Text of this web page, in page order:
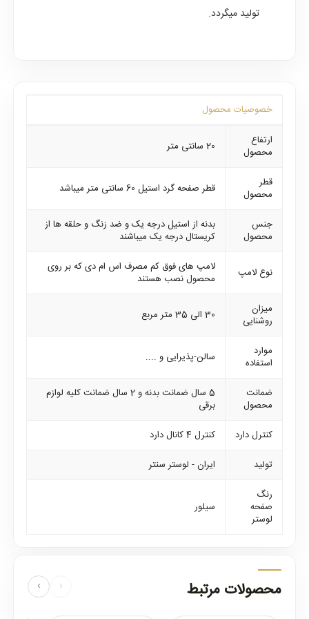
تولید میگردد.
خصوصیات محصول
ارتفاع
محصول
20 سانتی متر
قطر
محصول
قطر صفحه گرد استیل 60 سانتی متر میباشد
جنس
محصول
بدنه از استیل درجه یک و ضد زنگ و حلقه ها از
کریستال درجه یک میباشند
نوع لامپ
لامپ های فوق کم مصرف اس ام دی که بر روی
محصول نصب هستند
میزان
روشنایی
30 الی 35 متر مربع
موارد
استفاده
سالن-پذیرایی و ....
ضمانت
محصول
5 سال ضمانت بدنه و 2 سال ضمانت کلیه لوازم
برقی
کنترل دارد
کنترل 4 کانال دارد
تولید
ایران - لوستر سنتر
رنگ
صفحه
لوستر
سیلور
محصولات مرتبط ‹
›